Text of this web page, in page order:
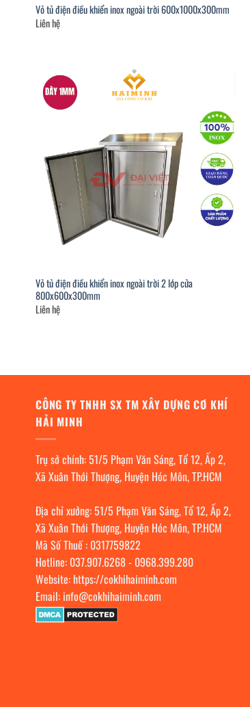
Vỏ tủ điện điều khiển inox ngoài trời 600x1000x300mm
Liên hệ
Vỏ tủ điện điều khiển inox ngoài trời 2 lớp cửa
800x600x300mm
Liên hệ
CÔNG TY TNHH SX TM XÂY DỰNG CƠ KHÍ
HẢI MINH
Trụ sở chính: 51/5 Phạm Văn Sáng, Tổ 12, Ấp 2,
Xã Xuân Thới Thượng, Huyện Hóc Môn, TP.HCM
Địa chỉ xưởng: 51/5 Phạm Văn Sáng, Tổ 12, Ấp 2,
Xã Xuân Thới Thượng, Huyện Hóc Môn, TP.HCM
Mã Số Thuế : 0317759822
Hotline: 037.907.6268- 0968.399.280
Website: https://cokhihaiminh.com
Email: info@cokhihaiminh.com